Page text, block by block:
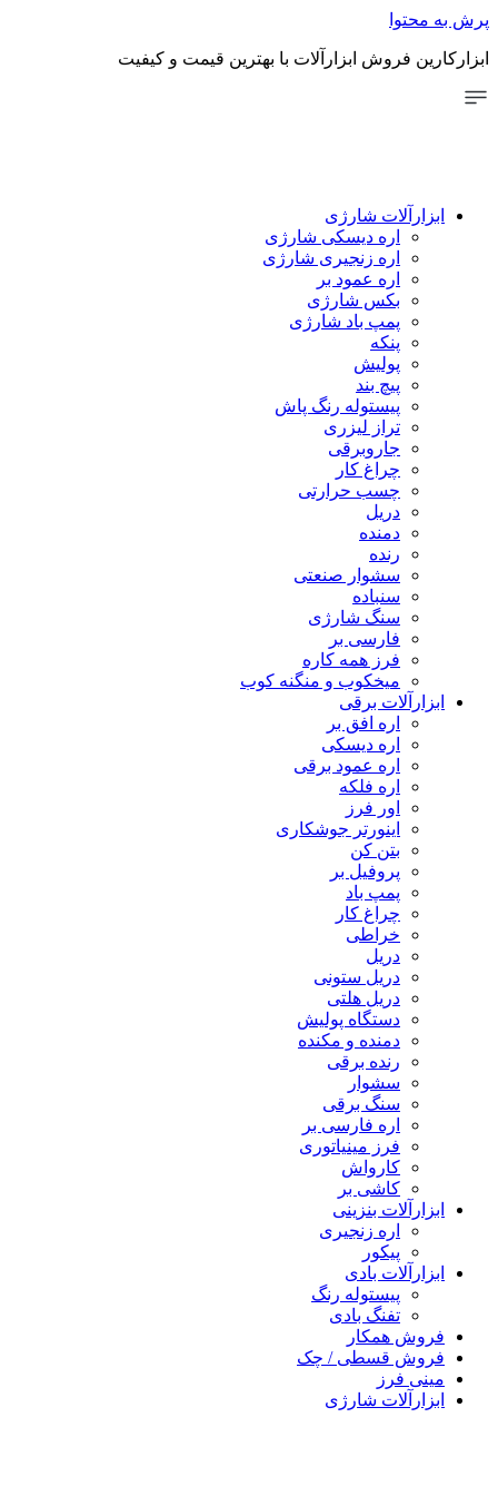
فروش ابزارآلات با بهترین قیمت و کیفیت
شارژی
اره دیسکی شارژی
اره زنجیری شارژی
اره عمود بر
بکس شارژی
پمپ باد شارژی
پیستوله رنگ پاش
تراز لیزری
جاروبرقی
چراغ کار
چسب حرارتی
سشوار صنعتی
سنگ شارژی
فارسی بر
فرز همه کاره
میخکوب و منگنه کوب
برقی
اره افق بر
اره دیسکی
اره عمود برقی
اینورتر جوشکاری
پروفیل بر
چراغ کار
دریل ستونی
دریل هلتی
دستگاه پولیش
دمنده و مکنده
رنده برقی
سنگ برقی
اره فارسی بر
فرز مینیاتوری
کاشی بر
بنزینی
اره زنجیری
بادی
پیستوله رنگ
تفنگ بادی
همکار
قسطی / چک
فرز
شارژی